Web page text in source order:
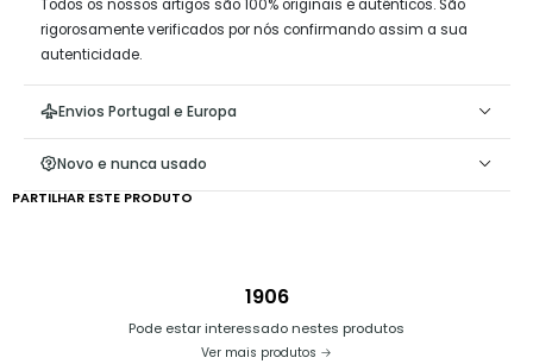
Todos os nossos artigos são 100% originais e autênticos. São
rigorosamente verificados por nós confirmando assim a sua
autenticidade.
Envios Portugal e Europa
Novo e nunca usado
PARTILHAR ESTE PRODUTO
1906
Pode estar interessado nestes produtos
Ver mais produtos